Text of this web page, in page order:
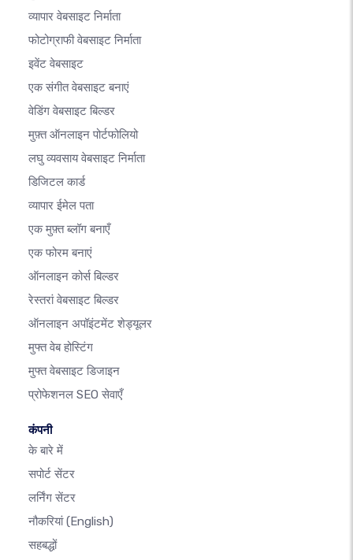
व्यापार वेबसाइट निर्माता
फोटोग्राफी वेबसाइट निर्माता
इवेंट वेबसाइट
एक संगीत वेबसाइट बनाएं
वेडिंग वेबसाइट बिल्डर
मुफ़्त ऑनलाइन पोर्टफोलियो
लघु व्यवसाय वेबसाइट निर्माता
डिजिटल कार्ड
व्यापार ईमेल पता
एक मुफ़्त ब्लॉग बनाएँ
एक फोरम बनाएं
ऑनलाइन कोर्स बिल्डर
रेस्तरां वेबसाइट बिल्डर
ऑनलाइन अपॉइंटमेंट शेड्यूलर
मुफ्त वेब होस्टिंग
मुफ्त वेबसाइट डिजाइन
प्रोफेशनल SEO सेवाएँ
कंपनी
के बारे में
सपोर्ट सेंटर
लर्निंग सेंटर
नौकरियां(English)
सहबद्धों